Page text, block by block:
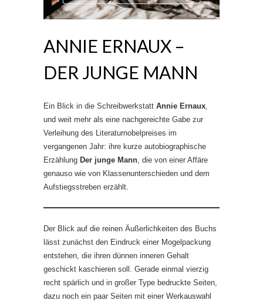
ANNIE ERNAUX –
DER JUNGE MANN
Ein Blick in die Schreibwerkstatt Annie Ernaux
und weit mehr als eine nachgereichte Gabe zur
Verleihung des Literaturnobelpreises im
vergangenen Jahr: ihre kurze autobiographische
Erzählung Der junge Mann , die von einer Affäre
genauso wie von Klassenunterschieden und dem
Aufstiegsstreben erzählt.
Der Blick auf die reinen Äußerlichkeiten des Buchs
lässt zunächst den Eindruck einer Mogelpackung
entstehen, die ihren dünnen inneren Gehalt
geschickt kaschieren soll. Gerade einmal vierzig
recht spärlich und in großer Type bedruckte Seiten,
dazu noch ein paar Seiten mit einer Werkauswahl